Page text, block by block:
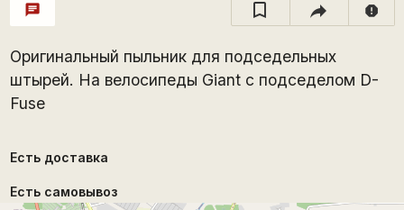
chat report
Оригинальный пыльник для подседельных
штырей. На велосипеды Giant с подседелом D-
Fuse
Есть доставка
Есть самовывоз